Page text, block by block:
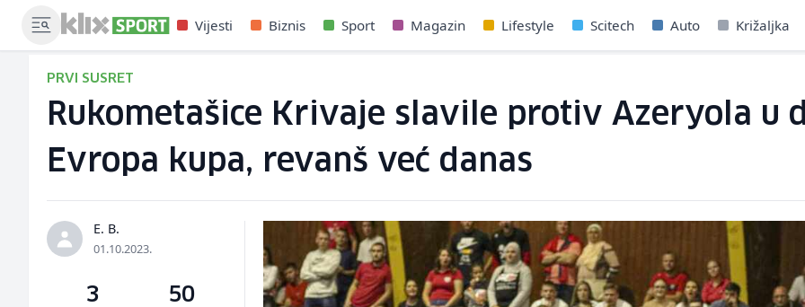
Vijesti Biznis Sport Magazin Lifestyle Scitech Auto Križaljka
PRVI SUSRET
Rukometašice Krivaje slavile protiv Azeryola u
Evropa kupa, revanš već danas
E. B.
01.10.2023.
3 50